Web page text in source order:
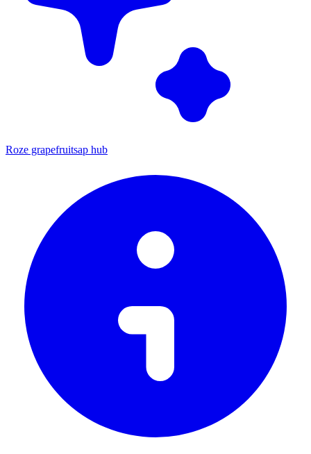
Roze grapefruitsap hub